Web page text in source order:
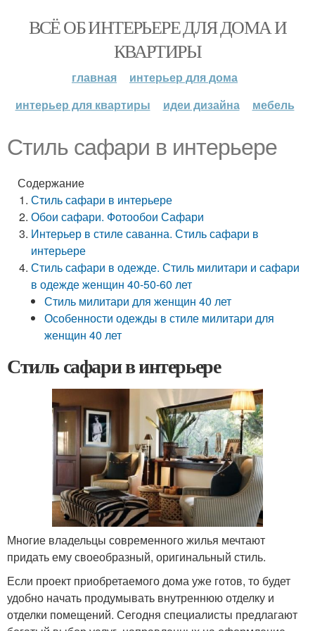
ВСЁ ОБ ИНТЕРЬЕРЕ ДЛЯ ДОМА И
КВАРТИРЫ
главная
интерьер для дома
интерьер для квартиры
идеи дизайна мебель
Стиль сафари в интерьере
Содержание
Стиль сафари в интерьере
Обои сафари. Фотообои Сафари
Интерьер в стиле саванна. Стиль сафари в
интерьере
Стиль сафари в одежде. Стиль милитари и сафари
в одежде женщин 40-50-60 лет
Стиль милитари для женщин 40 лет
Особенности одежды в стиле милитари для
женщин 40 лет
Стиль сафари в интерьере
Многие владельцы современного жилья мечтают
придать ему своеобразный, оригинальный стиль.
Если проект приобретаемого дома уже готов, то будет
удобно начать продумывать внутреннюю отделку и
отделки помещений. Сегодня специалисты предлагают